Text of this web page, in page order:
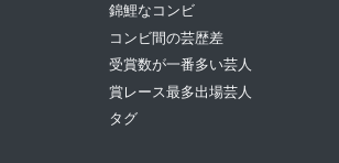
錦鯉なコンビ
コンビ間の芸歴差
受賞数が一番多い芸人
賞レース最多出場芸人
タグ